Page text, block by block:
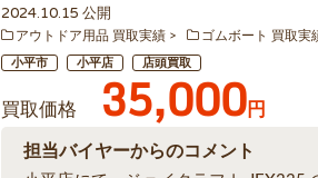
2024.10.15 公開
アウトドア用品 買取実績 ゴムボート 買取実
小平市 小平店 店頭買取
買取価格 35,000円
担当バイヤーからのコメント